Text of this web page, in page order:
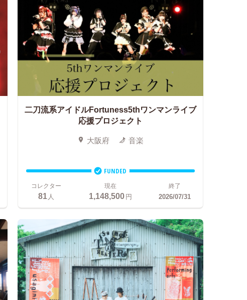
二刀流系アイドルFortuness5thワンマンライブ
応援プロジェクト
大阪府 音楽
FUNDED
コレクター
81人
現在
1,148,500円
終了
2026/07/31